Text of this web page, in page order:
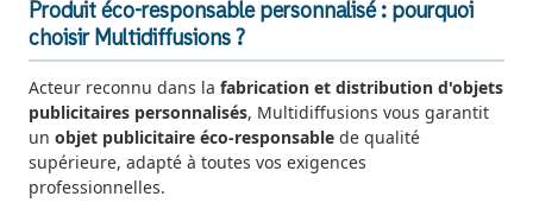
Produit éco-responsable personnalisé : pourquoi
choisir Multidiffusions ?
Acteur reconnu dans la fabrication et distribution d'objets
publicitaires personnalisés, Multidiffusions vous garantit
un objet publicitaire éco-responsable de qualité
supérieure, adapté à toutes vos exigences
professionnelles.